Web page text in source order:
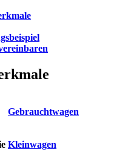
Gebrauchtwagen
Kleinwagen